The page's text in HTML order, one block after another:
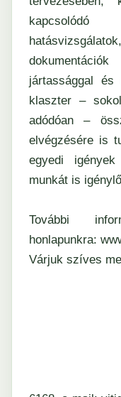
jártassággal és
klaszter –
adódóan –
elvégzésére is
egyedi
munkát is
További
honlapunkra:
Várjuk szíves